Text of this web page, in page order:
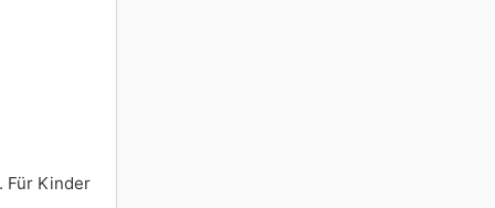
Für Kinder